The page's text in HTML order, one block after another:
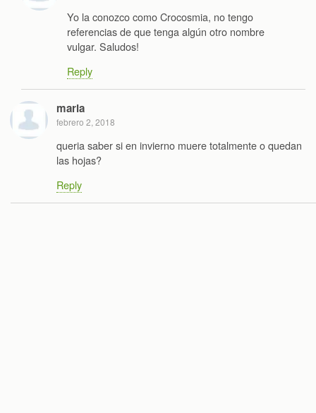
Yo la conozco como Crocosmia, no tengo
referencias de que tenga algún otro nombre
vulgar. Saludos!
Reply
maria
febrero 2, 2018
queria saber si en invierno muere totalmente o quedan
las hojas?
Reply